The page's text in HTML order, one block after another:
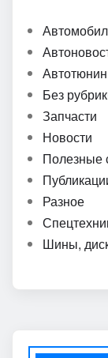
Без
Запчасти
Новости
Полезные
Разное
Шины,